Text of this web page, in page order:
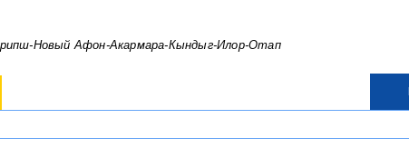
Новый Афон-Акармара-Кындыг-Илор-Отап